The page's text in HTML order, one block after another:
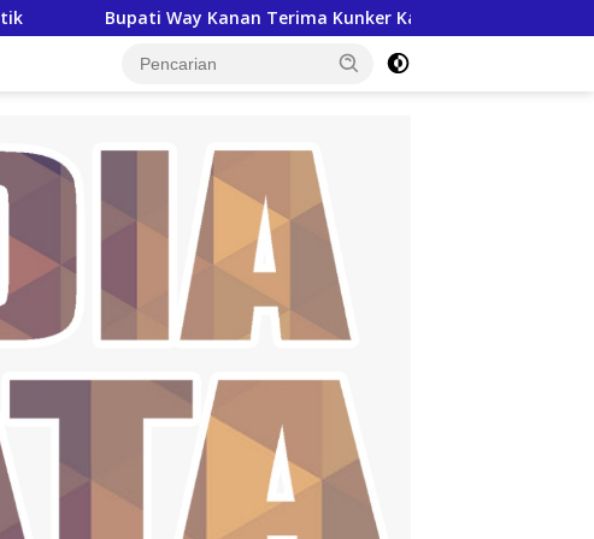
Bupati Way Kanan Terima Kunker Kanwil ATR/BPN Lampung,